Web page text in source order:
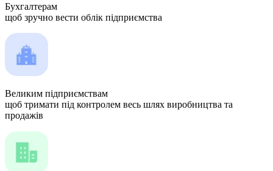
Бухгалтерам
щоб зручно вести облік підприємства
Великим підприємствам
щоб тримати під контролем весь шлях виробництва та
продажів